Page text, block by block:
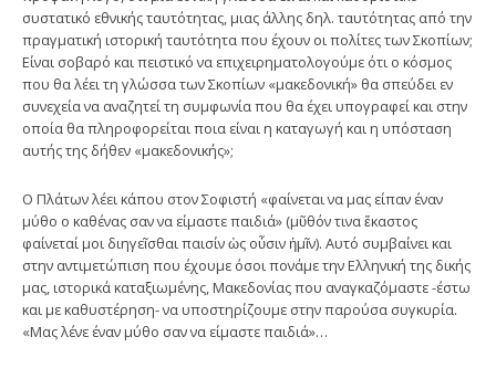
συστατικό εθνικής ταυτότητας, μιας άλλης δηλ. ταυτότητας από την
πραγματική ιστορική ταυτότητα που έχουν οι πολίτες των Σκοπίων;
Είναι σοβαρό και πειστικό να επιχειρηματολογούμε ότι ο κόσμος
που θα λέει τη γλώσσα των Σκοπίων «μακεδονική» θα σπεύδει εν
συνεχεία να αναζητεί τη συμφωνία που θα έχει υπογραφεί και στην
οποία θα πληροφορείται ποια είναι η καταγωγή και η υπόσταση
αυτής της δήθεν «μακεδονικής»;
Ο Πλάτων λέει κάπου στον Σοφιστή «φαίνεται να μας είπαν έναν
μύθο ο καθένας σαν να είμαστε παιδιά» (μῦθόν τινα ἕκαστος
φαίνεταί μοι διηγεῖσθαι παισίν ὡς οὖσιν ἡμῖν). Αυτό συμβαίνει και
στην αντιμετώπιση που έχουμε όσοι πονάμε την Ελληνική της δικής
μας, ιστορικά καταξιωμένης, Μακεδονίας που αναγκαζόμαστε -έστω
και με καθυστέρηση- να υποστηρίζουμε στην παρούσα συγκυρία.
«Μας λένε έναν μύθο σαν να είμαστε παιδιά»…